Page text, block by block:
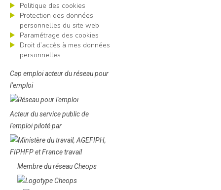
Politique des cookies
Protection des données
personnelles du site web
Paramétrage des cookies
Droit d’accès à mes données
personnelles
Cap emploi acteur du réseau pour
l’emploi
Acteur du service public de
l'emploi piloté par
Membre du réseau Cheops